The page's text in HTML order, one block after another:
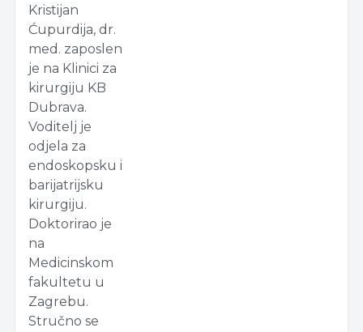
Kristijan
Ćupurdija, dr.
med. zaposlen
je na Klinici za
kirurgiju KB
Dubrava.
Voditelj je
odjela za
endoskopsku i
barijatrijsku
kirurgiju.
Doktorirao je
na
Medicinskom
fakultetu u
Zagrebu.
Stručno se